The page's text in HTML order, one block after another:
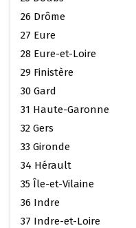
26 Drôme
27 Eure
28 Eure-et-Loire
29 Finistère
30 Gard
31 Haute-Garonne
32 Gers
33 Gironde
34 Hérault
35 Île-et-Vilaine
36 Indre
37 Indre-et-Loire